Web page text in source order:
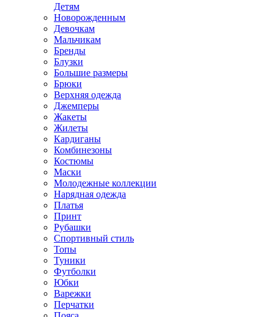
Детям
Новорожденным
Девочкам
Мальчикам
Бренды
Блузки
Большие размеры
Брюки
Верхняя одежда
Джемперы
Жакеты
Жилеты
Кардиганы
Комбинезоны
Костюмы
Маски
Молодежные коллекции
Нарядная одежда
Платья
Принт
Рубашки
Спортивный стиль
Топы
Туники
Футболки
Юбки
Варежки
Перчатки